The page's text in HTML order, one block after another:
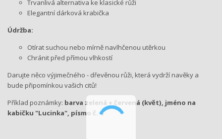
Trvanlivá alternativa ke klasické růži
Elegantní dárková krabička
Údržba:
Otírat suchou nebo mírně navlhčenou utěrkou
Chránit před přímou vlhkostí
Darujte něco výjimečného - dřevěnou růži, která vydrží navěky a
bude připomínkou vašich citů!
Příklad poznámky: barva zelená + červená (květ), jméno na
kabičku "Lucinka", písmo č. 4